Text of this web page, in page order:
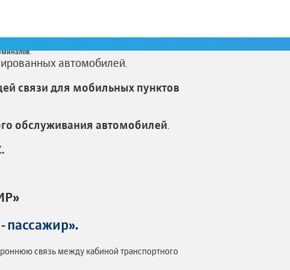
автомобилей.
связи для мобильных пунктов
обслуживания автомобилей
пассажир».
связь между кабиной транспортного